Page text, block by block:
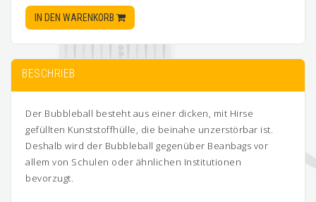
IN DEN WARENKORB
BESCHRIEB
Der Bubbleball besteht aus einer dicken, mit Hirse
gefüllten Kunststoffhülle, die beinahe unzerstörbar ist.
Deshalb wird der Bubbleball gegenüber Beanbags vor
allem von Schulen oder ähnlichen Institutionen
bevorzugt.